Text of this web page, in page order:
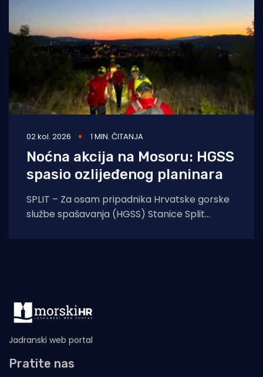
02 kol. 2026 1 MIN. ČITANJA
Noćna akcija na Mosoru: HGSS
spasio ozlijeđenog planinara
SPLIT – Za osam pripadnika Hrvatske gorske
službe spašavanja (HGSS) Stanice Split
Jadranski web portal
Pratite nas